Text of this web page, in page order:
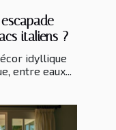
italiens ?
idyllique
entre eaux...